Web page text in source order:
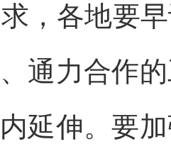
，各地要早
通力合作
延伸。要